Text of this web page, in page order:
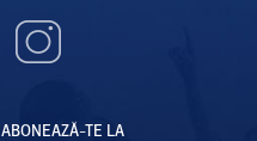
ABONEAZĂ-TE LA